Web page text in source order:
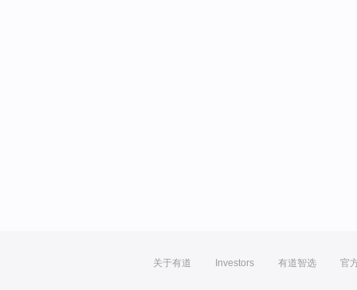
关于有道 Investors 有道智选 官